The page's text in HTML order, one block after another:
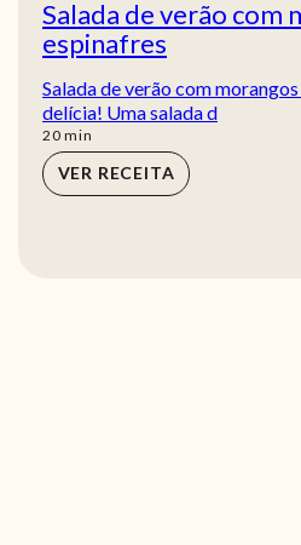
Salada de verão com
espinafres
Salada de verão com
delícia! Uma salada d
20min
min
VER RECEITA